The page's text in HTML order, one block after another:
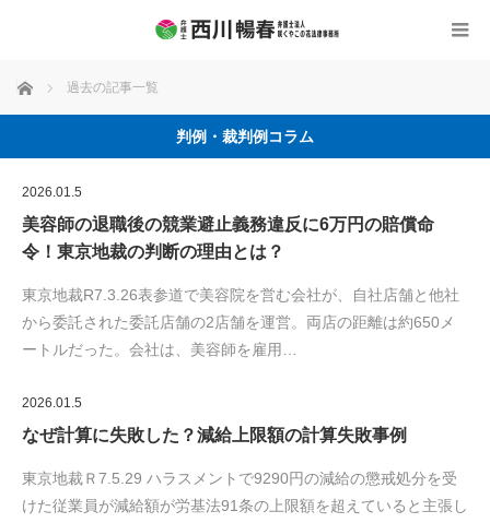
ホーム 過去の記事一覧
判例・裁判例コラム
2026.01.5
美容師の退職後の競業避止義務違反に6万円の賠償命
令！東京地裁の判断の理由とは？
東京地裁R7.3.26表参道で美容院を営む会社が、自社店舗と他社
から委託された委託店舗の2店舗を運営。両店の距離は約650メ
ートルだった。会社は、美容師を雇用…
2026.01.5
なぜ計算に失敗した？減給上限額の計算失敗事例
東京地裁Ｒ7.5.29 ハラスメントで9290円の減給の懲戒処分を受
けた従業員が減給額が労基法91条の上限額を超えていると主張し